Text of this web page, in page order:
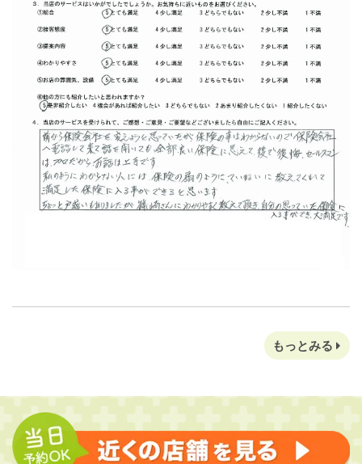
もっとみる